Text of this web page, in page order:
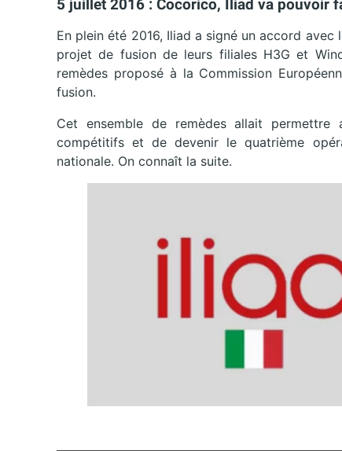
5 juillet 2016 : Cocorico, Iliad va pouvoir
En plein été 2016, Iliad a signé un accord
projet de fusion de leurs filiales H3G et
remèdes proposé à la Commission
fusion.
Cet ensemble de remèdes allait
compétitifs et de devenir le quatrième
nationale. On connaît la suite.